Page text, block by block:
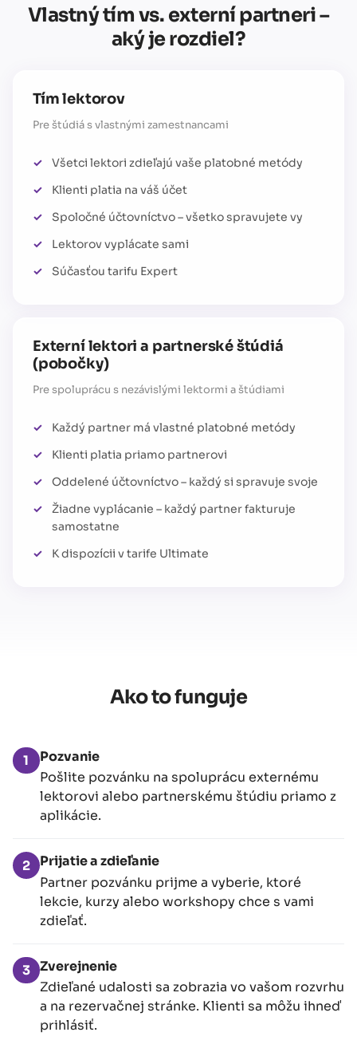
Vlastný tím vs. externí partneri –
aký je rozdiel?
Tím lektorov
Pre štúdiá s vlastnými zamestnancami
Všetci lektori zdieľajú vaše platobné metódy
Klienti platia na váš účet
Spoločné účtovníctvo – všetko spravujete vy
Lektorov vyplácate sami
Súčasťou tarifu Expert
Externí lektori a partnerské štúdiá
(pobočky)
Pre spoluprácu s nezávislými lektormi a štúdiami
Každý partner má vlastné platobné metódy
Klienti platia priamo partnerovi
Oddelené účtovníctvo – každý si spravuje svoje
Žiadne vyplácanie – každý partner fakturuje
samostatne
K dispozícii v tarife Ultimate
Ako to funguje
1
Pozvanie
Pošlite pozvánku na spoluprácu externému
lektorovi alebo partnerskému štúdiu priamo z
aplikácie.
2 Prijatie a zdieľanie
Partner pozvánku prijme a vyberie, ktoré
lekcie, kurzy alebo workshopy chce s vami
zdieľať.
3 Zverejnenie
Zdieľané udalosti sa zobrazia vo vašom rozvrhu
a na rezervačnej stránke. Klienti sa môžu ihneď
prihlásiť.